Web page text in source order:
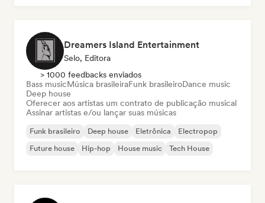
Dreamers Island Entertainment
Selo, Editora
> 1000 feedbacks enviados
Bass musicMúsica brasileiraFunk brasileiroDance music
Deep house
Oferecer aos artistas um contrato de publicação musical
Assinar artistas e/ou lançar suas músicas
Funk brasileiro Deep house Eletrônica
Electropop
Future house
Hip-hop House music Tech House